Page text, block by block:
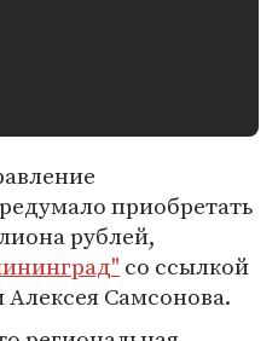
приобретать
рублей,
со ссылкой
Алексея Самсонова.